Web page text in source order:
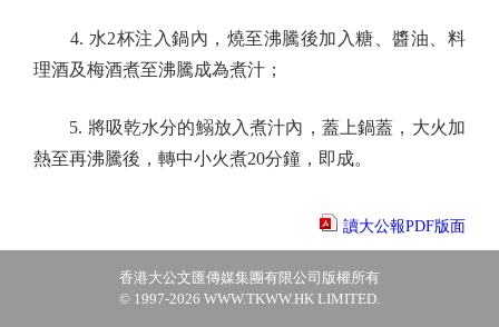
4. 水2杯注入鍋內，燒至沸騰後加入糖、醬油、料
理酒及梅酒煮至沸騰成為煮汁；
5. 將吸乾水分的鰯放入煮汁內，蓋上鍋蓋，大火加
熱至再沸騰後，轉中小火煮20分鐘，即成。
讀大公報PDF版面
香港大公文匯傳媒集團有限公司版權所有
© 1997-2026 WWW.TKWW.HK LIMITED.